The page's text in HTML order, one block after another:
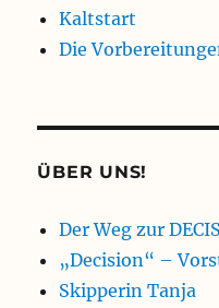
Kaltstart
Die
ÜBER UNS!
Der Weg zur
„Decision“ –
Skipperin Tanja